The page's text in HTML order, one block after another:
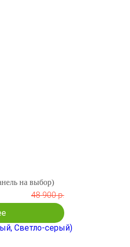
на выбор)
48 900 р.